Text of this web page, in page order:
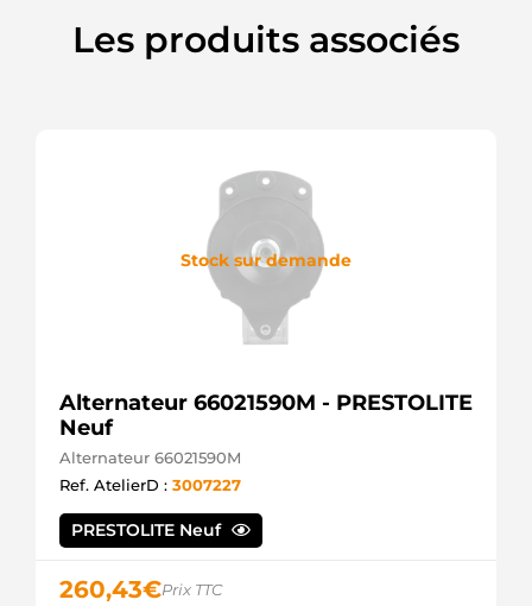
Les produits associés
Stock sur demande
Alternateur 66021590M - PRESTOLITE
Neuf
Alternateur 66021590M
Ref. AtelierD : 3007227
PRESTOLITE Neuf
260,43€Prix TTC